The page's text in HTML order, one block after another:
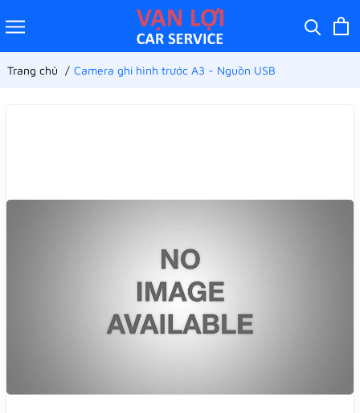
Trang chủ Camera ghi hình trước A3 - Nguồn USB